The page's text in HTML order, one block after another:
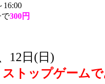
16:00
で300円
12日(日)
トップゲームで